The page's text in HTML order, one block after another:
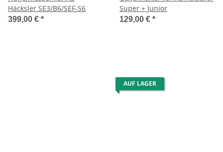
Häcksler SE3/B6/SEF-S6
399,00 € *
Super + Junior
129,00 € *
AUF LAGER